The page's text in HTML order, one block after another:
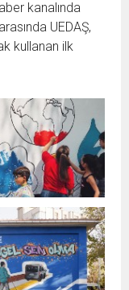
kanalında
UEDAŞ,
kullanan ilk